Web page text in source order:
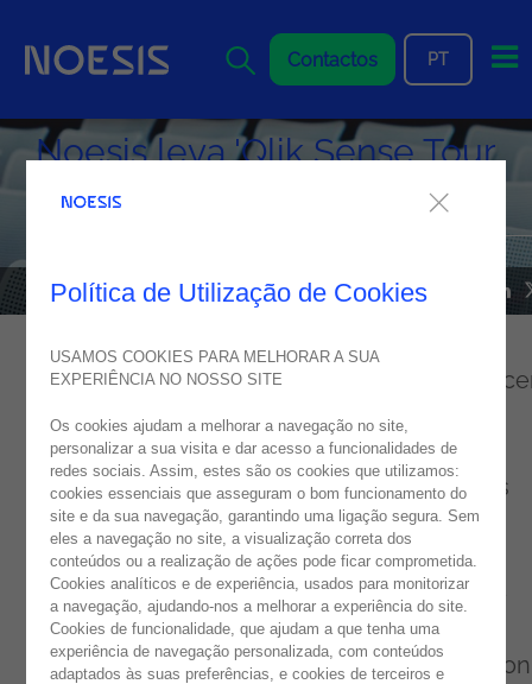
Contactos
PT
05 junho 2018
Noesis leva 'Qlik Sense Tour
2018' ao Porto
OQlik SenseTour chegou ao Porto! Em
com a Qlik e com o apoio da IDC, a Noesis
organizou o evento que teve como grande
objetivo demonstrar o poder dos dados nas
organizações.
Durante o dia, os participantes tiveram
oportunidade de partilhar conhecimentos e
tendências, aprofundando o domínio da
plataformaQlik Sense. Renato Vieira, Solution
Política de Utilização de Cookies
USAMOS COOKIES PARA MELHORAR A SUA
EXPERIÊNCIA NO NOSSO SITE
Os cookies ajudam a melhorar a navegação no site,
personalizar a sua visita e dar acesso a funcionalidades de
redes sociais. Assim, estes são os cookies que utilizamos:
cookies essenciais que asseguram o bom funcionamento do
site e da sua navegação, garantindo uma ligação segura. Sem
eles a navegação no site, a visualização correta dos
conteúdos ou a realização de ações pode ficar comprometida.
Cookies analíticos e de experiência, usados para monitorizar
a navegação, ajudando-nos a melhorar a experiência do site.
Cookies de funcionalidade, que ajudam a que tenha uma
experiência de navegação personalizada, com conteúdos
adaptados às suas preferências, e cookies de terceiros e